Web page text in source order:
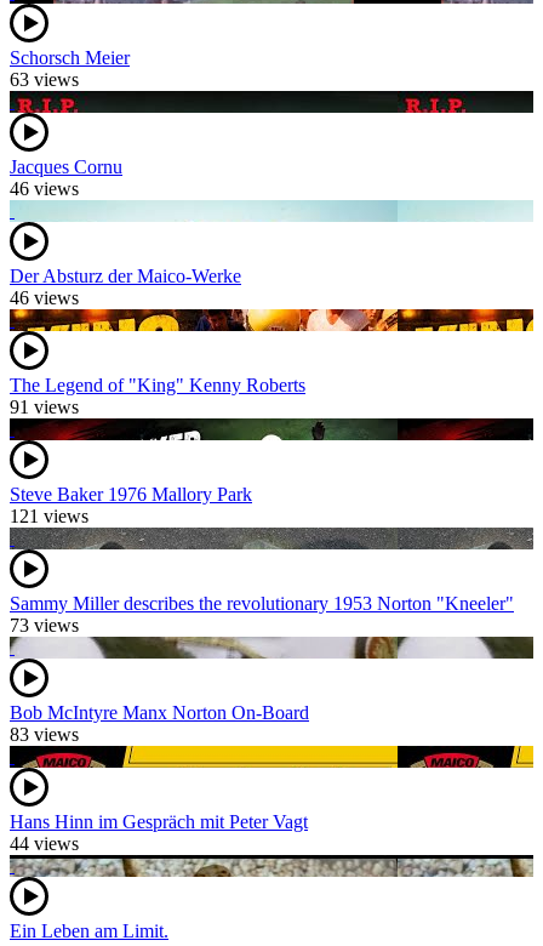
Schorsch Meier
63 views
Jacques Cornu
46 views
Der Absturz der Maico-Werke
46 views
The Legend of "King" Kenny Roberts
91 views
Steve Baker 1976 Mallory Park
121 views
Sammy Miller describes the revolutionary 1953 Norton "Kneeler"
73 views
Bob McIntyre Manx Norton On-Board
83 views
Hans Hinn im Gespräch mit Peter Vagt
44 views
Ein Leben am Limit.